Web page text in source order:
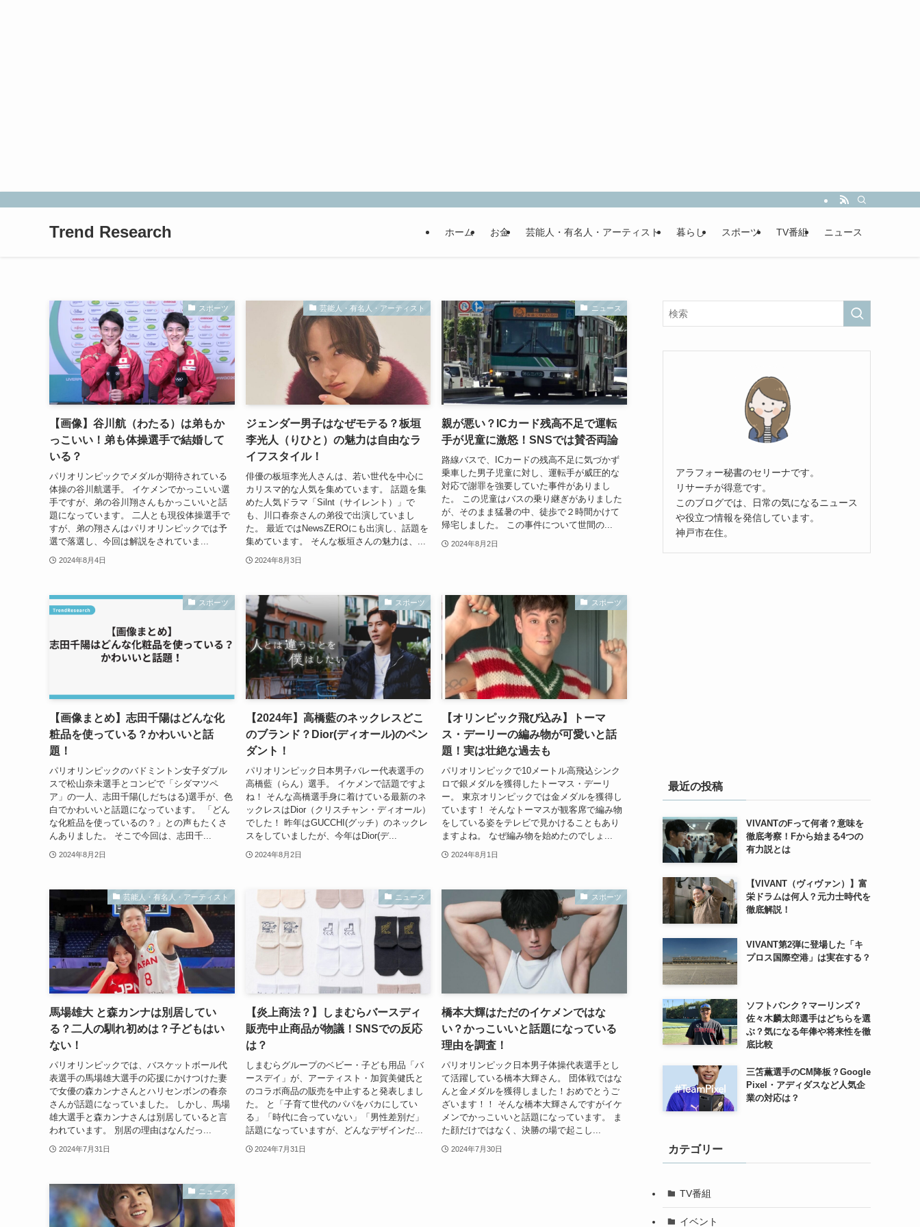
Trend Research ホーム お金 芸能人・有名人・アーティスト 暮らし スポーツ TV番組 ニュース
スポーツ
【画像】谷川航（わたる）は弟もか
っこいい！弟も体操選手で結婚して
いる？
パリオリンピックでメダルが期待されている
体操の谷川航選手。 イケメンでかっこいい選
手ですが、弟の谷川翔さんもかっこいいと話
題になっています。 二人とも現役体操選手で
すが、弟の翔さんはパリオリンピックでは予
選で落選し、今回は解説をされていま...
2024年8月4日
芸能人・有名人・アーティスト
ジェンダー男子はなぜモテる？板垣
李光人（りひと）の魅力は自由なラ
イフスタイル！
俳優の板垣李光人さんは、若い世代を中心に
カリスマ的な人気を集めています。 話題を集
めた人気ドラマ「Silnt（サイレント）」で
も、川口春奈さんの弟役で出演していまし
た。 最近ではNewsZEROにも出演し、話題を
集めています。 そんな板垣さんの魅力は、...
2024年8月3日
ニュース
親が悪い？ICカード残高不足で運転
手が児童に激怒！SNSでは賛否両論
路線バスで、ICカードの残高不足に気づかず
乗車した男子児童に対し、運転手が威圧的な
対応で謝罪を強要していた事件がありまし
た。 この児童はバスの乗り継ぎがありました
が、そのまま猛暑の中、徒歩で２時間かけて
帰宅しました。 この事件について世間の...
2024年8月2日
スポーツ
【画像まとめ】志田千陽はどんな化
粧品を使っている？かわいいと話
題！
パリオリンピックのバドミントン女子ダブル
スで松山奈未選手とコンビで「シダマツペ
ア」の一人、志田千陽(しだちはる)選手が、色
白でかわいいと話題になっています。 「どん
な化粧品を使っているの？」との声もたくさ
んありました。 そこで今回は、志田千...
2024年8月2日
スポーツ
【2024年】高橋藍のネックレスどこ
のブランド？Dior(ディオール)のペン
ダント！
パリオリンピック日本男子バレー代表選手の
高橋藍（らん）選手。 イケメンで話題ですよ
ね！ そんな高橋選手身に着けている最新のネ
ックレスはDior（クリスチャン・ディオール）
でした！ 昨年はGUCCHI(グッチ）のネックレ
スをしていましたが、今年はDior(デ...
2024年8月2日
スポーツ
【オリンピック飛び込み】トーマ
ス・デーリーの編み物が可愛いと話
題！実は壮絶な過去も
パリオリンピックで10メートル高飛込シンク
ロで銀メダルを獲得したトーマス・デーリ
ー。 東京オリンピックでは金メダルを獲得し
ています！ そんなトーマスが観客席で編み物
をしている姿をテレビで見かけることもあり
ますよね。 なぜ編み物を始めたのでしょ...
2024年8月1日
芸能人・有名人・アーティスト
馬場雄大 と森カンナは別居してい
る？二人の馴れ初めは？子どもはい
ない！
パリオリンピックでは、バスケットボール代
表選手の馬場雄大選手の応援にかけつけた妻
で女優の森カンナさんとハリセンボンの春奈
さんが話題になっていました。 しかし、馬場
雄大選手と森カンナさんは別居していると言
われています。 別居の理由はなんだっ...
2024年7月31日
ニュース
【炎上商法？】しまむらバースディ
販売中止商品が物議！SNSでの反応
は？
しまむらグループのベビー・子ども用品「バ
ースデイ」が、アーティスト・加賀美健氏と
のコラボ商品の販売を中止すると発表しまし
た。 と「子育て世代のパパをバカにしてい
る」「時代に合っていない」「男性差別だ」
話題になっていますが、どんなデザインだ...
2024年7月31日
スポーツ
橋本大輝はただのイケメンではな
い？かっこいいと話題になっている
理由を調査！
パリオリンピック日本男子体操代表選手とし
て活躍している橋本大輝さん。 団体戦ではな
んと金メダルを獲得しました！おめでとうご
ざいます！！ そんな橋本大輝さんですがイケ
メンでかっこいいと話題になっています。 ま
た顔だけではなく、決勝の場で起こし...
2024年7月30日
ニュース
アラフォー秘書のセリーナです。
リサーチが得意です。
このブログでは、日常の気になるニュース
や役立つ情報を発信しています。
神戸市在住。
最近の投稿
VIVANTのFって何者？意味を
徹底考察！Fから始まる4つの
有力説とは
【VIVANT（ヴィヴァン）】富
栄ドラムは何人？元力士時代を
徹底解説！
VIVANT第2弾に登場した「キ
プロス国際空港」は実在する？
ソフトバンク？マーリンズ？
佐々木麟太郎選手はどちらを選
ぶ？気になる年俸や将来性を徹
底比較
三笘薫選手のCM降板？Google
Pixel・アディダスなど人気企
業の対応は？
カテゴリー
TV番組
イベント